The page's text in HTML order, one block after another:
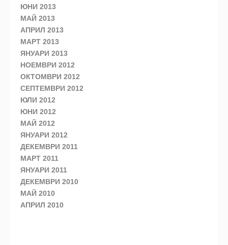
ЮНИ 2013
МАЙ 2013
АПРИЛ 2013
МАРТ 2013
ЯНУАРИ 2013
НОЕМВРИ 2012
ОКТОМВРИ 2012
СЕПТЕМВРИ 2012
ЮЛИ 2012
ЮНИ 2012
МАЙ 2012
ЯНУАРИ 2012
ДЕКЕМВРИ 2011
МАРТ 2011
ЯНУАРИ 2011
ДЕКЕМВРИ 2010
МАЙ 2010
АПРИЛ 2010